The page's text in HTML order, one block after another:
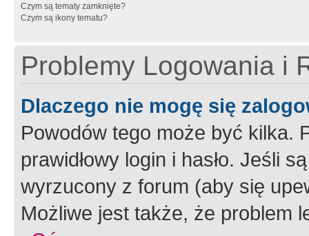
Czym są tematy zamknięte?
Czym są ikony tematu?
Problemy Logowania i
Dlaczego nie mogę się
Powodów tego może być kilka.
prawidłowy login i hasło. Jeśli
wyrzucony z forum (aby się
Możliwe jest także, że problem